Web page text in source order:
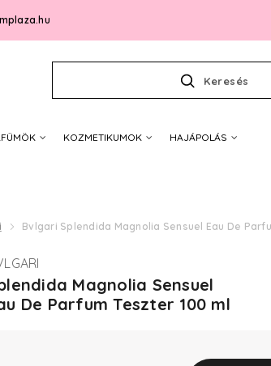
Keresés
KOZMETIKUMOK HAJÁPOLÁS
Bvlgari Splendida Magnolia Sensuel Eau De
Magnolia Sensuel
De Parfum Teszter 100 ml